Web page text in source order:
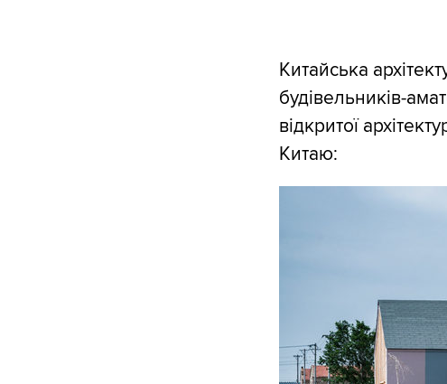
Китайська
будівельників-
відкритої
Китаю: